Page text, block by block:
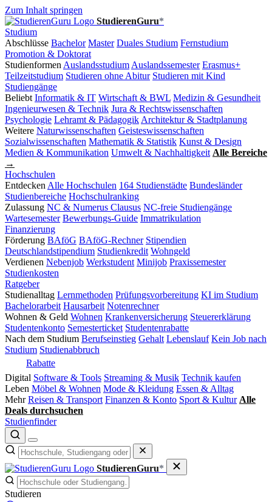
Zum Inhalt springen
StudierenGuru*
Studium
Abschlüsse Bachelor Master Duales Studium Fernstudium
Promotion & Doktorat
Studienformen Auslandsstudium Auslandssemester Erasmus+
Teilzeitstudium Studieren ohne Abitur Studieren mit Kind
Studiengänge
Beliebt Informatik & IT Wirtschaft & BWL Medizin & Gesundheit
Ingenieurwesen & Technik Jura & Rechtswissenschaften
Psychologie Lehramt & Pädagogik Architektur & Stadtplanung
Weitere Naturwissenschaften Geisteswissenschaften
Sozialwissenschaften Mathematik & Statistik Kunst & Design
Medien & Kommunikation Umwelt & Nachhaltigkeit Alle Bereiche
→
Hochschulen
Entdecken Alle Hochschulen 164 Studienstädte Bundesländer
Studienbereiche Hochschulranking
Zulassung NC & Numerus Clausus NC-freie Studiengänge
Wartesemester Bewerbungs-Guide Immatrikulation
Finanzierung
Förderung BAföG BAföG-Rechner Stipendien
Deutschlandstipendium Studienkredit Wohngeld
Verdienen Nebenjob Werkstudent Minijob Praxissemester
Studienkosten
Ratgeber
Studienalltag Lernmethoden Prüfungsvorbereitung KI im Studium
Bachelorarbeit Hausarbeit Notenrechner
Wohnen & Geld Wohnen Krankenversicherung Steuererklärung
Studentenkonto Semesterticket Studentenrabatte
Nach dem Studium Berufseinstieg Gehalt Lebenslauf Kein Job nach
Studium Studienabbruch
Rabatte
Digital Software & Tools Streaming & Musik Technik kaufen
Leben Möbel & Wohnen Mode & Kleidung Essen & Alltag
Mehr Reisen & Transport Finanzen & Konto Sport & Kultur Alle
Deals durchsuchen
Studienfinder
StudierenGuru*
Studieren